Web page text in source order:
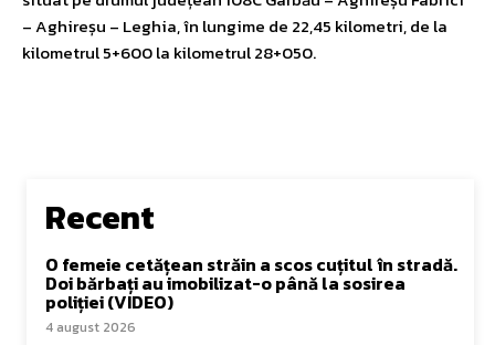
– Aghireșu – Leghia, în lungime de 22,45 kilometri, de la
kilometrul 5+600 la kilometrul 28+050.
Recent
O femeie cetățean străin a scos cuțitul în stradă.
Doi bărbați au imobilizat-o până la sosirea
poliției (VIDEO)
4 august 2026